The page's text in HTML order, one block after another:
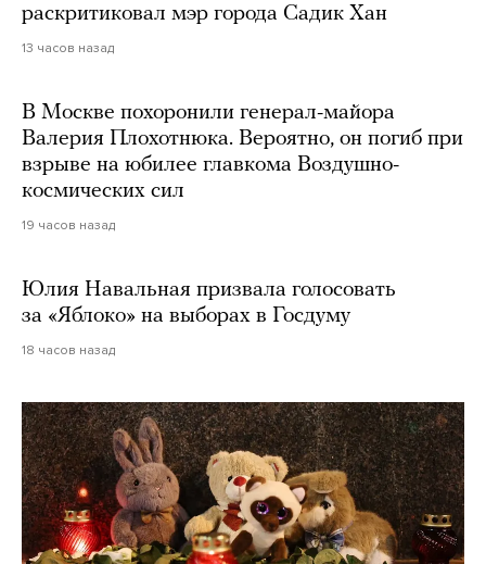
раскритиковал мэр города Садик Хан
13 часов назад
В Москве похоронили генерал-майора
Валерия Плохотнюка. Вероятно, он погиб при
взрыве на юбилее главкома Воздушно-
космических сил
19 часов назад
Юлия Навальная призвала голосовать
за «Яблоко» на выборах в Госдуму
18 часов назад